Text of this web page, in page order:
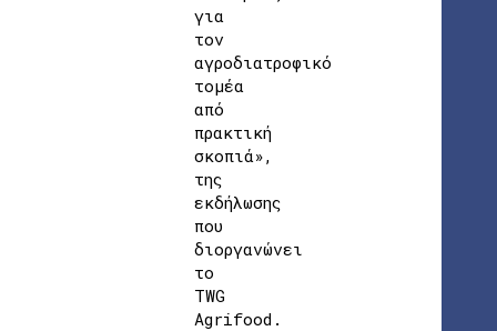
για
τον
αγροδιατροφικό
τομέα
από
πρακτική
σκοπιά»,
της
εκδήλωσης
που
διοργανώνει
το
TWG
Agrifood.